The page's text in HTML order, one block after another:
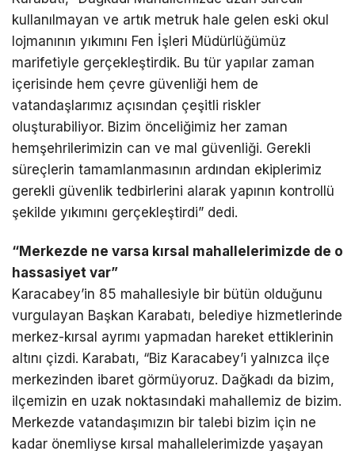
kullanılmayan ve artık metruk hale gelen eski okul
lojmanının yıkımını Fen İşleri Müdürlüğümüz
marifetiyle gerçekleştirdik. Bu tür yapılar zaman
içerisinde hem çevre güvenliği hem de
vatandaşlarımız açısından çeşitli riskler
oluşturabiliyor. Bizim önceliğimiz her zaman
hemşehrilerimizin can ve mal güvenliği. Gerekli
süreçlerin tamamlanmasının ardından ekiplerimiz
gerekli güvenlik tedbirlerini alarak yapının kontrollü
şekilde yıkımını gerçekleştirdi” dedi.
“Merkezde ne varsa kırsal mahallelerimizde de o
hassasiyet var”
Karacabey’in 85 mahallesiyle bir bütün olduğunu
vurgulayan Başkan Karabatı, belediye hizmetlerinde
merkez-kırsal ayrımı yapmadan hareket ettiklerinin
altını çizdi. Karabatı, “Biz Karacabey’i yalnızca ilçe
merkezinden ibaret görmüyoruz. Dağkadı da bizim,
ilçemizin en uzak noktasındaki mahallemiz de bizim.
Merkezde vatandaşımızın bir talebi bizim için ne
kadar önemliyse kırsal mahallelerimizde yaşayan